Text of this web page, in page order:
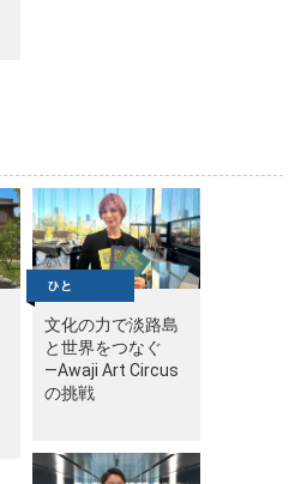
文化の力で淡路島
と世界をつなぐ
—Awaji Art Circus
の挑戦